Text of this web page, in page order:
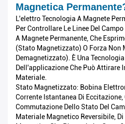
Magnetica
L'elettro Tecnologia A Magnete
Per Controllare Le Linee Del
A Magnete Permanente, Che
(stato Magnetizzato) O Forza Non
Demagnetizzato). È Una
Dell'applicazione Che Può Attirare
Materiale.
Stato Magnetizzato: Bobina
Corrente Istantanea Di
Commutazione Dello Stato Del
Materiale Magnetico Reversibile,